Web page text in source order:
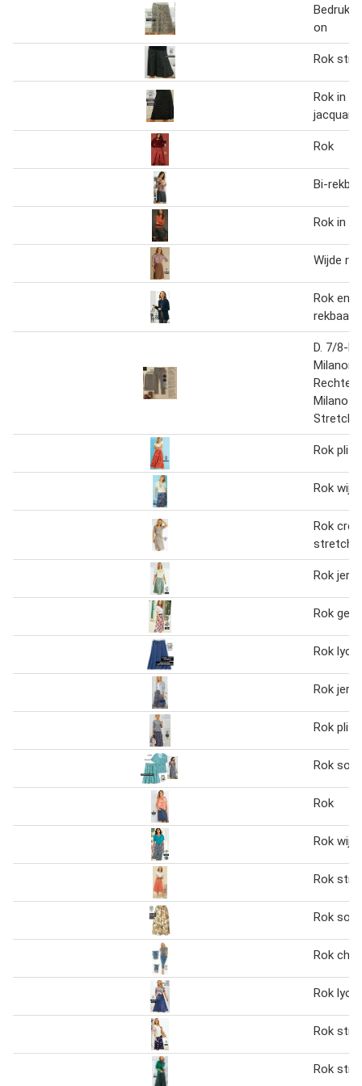
on
Rok
Rok in
Rok
Bi-
Rok in
Wijde rok
Rok en
rekbaar
D. 7/8-
Rechte
Stretch
Rok
Rok wijd
Rok
stretch
Rok
Rok
Rok
Rok
Rok
Rok
Rok
Rok wijd
Rok
Rok
Rok
Rok
Rok
Rok